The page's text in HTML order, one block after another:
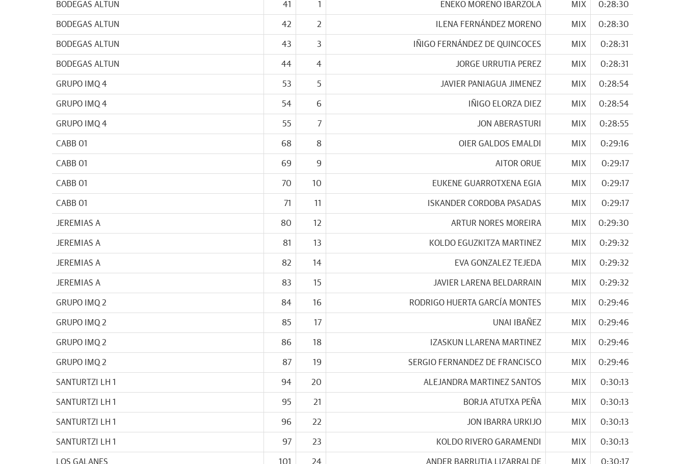
BODEGAS ALTUN 41 1 ENEKO MORENO IBARZOLA MIX 0:28:30
BODEGAS ALTUN 42 2 ILENA FERNÁNDEZ MORENO MIX 0:28:30
BODEGAS ALTUN 43 3 IÑIGO FERNÁNDEZ DE QUINCOCES MIX 0:28:31
BODEGAS ALTUN 44 4 JORGE URRUTIA PEREZ MIX 0:28:31
GRUPO IMQ 4 53 5 JAVIER PANIAGUA JIMENEZ MIX 0:28:54
GRUPO IMQ 4 54 6 IÑIGO ELORZA DIEZ MIX 0:28:54
GRUPO IMQ 4 55 7 JON ABERASTURI MIX 0:28:55
CABB 01 68 8 OIER GALDOS EMALDI MIX 0:29:16
CABB 01 69 9 AITOR ORUE MIX 0:29:17
CABB 01 70 10 EUKENE GUARROTXENA EGIA MIX 0:29:17
CABB 01 71 11 ISKANDER CORDOBA PASADAS MIX 0:29:17
JEREMIAS A 80 12 ARTUR NORES MOREIRA MIX 0:29:30
JEREMIAS A 81 13 KOLDO EGUZKITZA MARTINEZ MIX 0:29:32
JEREMIAS A 82 14 EVA GONZALEZ TEJEDA MIX 0:29:32
JEREMIAS A 83 15 JAVIER LARENA BELDARRAIN MIX 0:29:32
GRUPO IMQ 2 84 16 RODRIGO HUERTA GARCÍA MONTES MIX 0:29:46
GRUPO IMQ 2 85 17 UNAI IBAÑEZ MIX 0:29:46
GRUPO IMQ 2 86 18 IZASKUN LLARENA MARTINEZ MIX 0:29:46
GRUPO IMQ 2 87 19 SERGIO FERNANDEZ DE FRANCISCO MIX 0:29:46
SANTURTZI LH 1 94 20 ALEJANDRA MARTINEZ SANTOS MIX 0:30:13
SANTURTZI LH 1 95 21 BORJA ATUTXA PEÑA MIX 0:30:13
SANTURTZI LH 1 96 22 JON IBARRA URKIJO MIX 0:30:13
SANTURTZI LH 1 97 23 KOLDO RIVERO GARAMENDI MIX 0:30:13
LOS GALANES 101 24 ANDER BARRUTIA LIZARRALDE MIX 0:30:17